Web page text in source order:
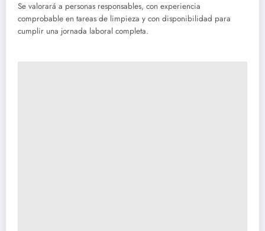
Se valorará a personas responsables, con experiencia
comprobable en tareas de limpieza y con disponibilidad para
cumplir una jornada laboral completa.